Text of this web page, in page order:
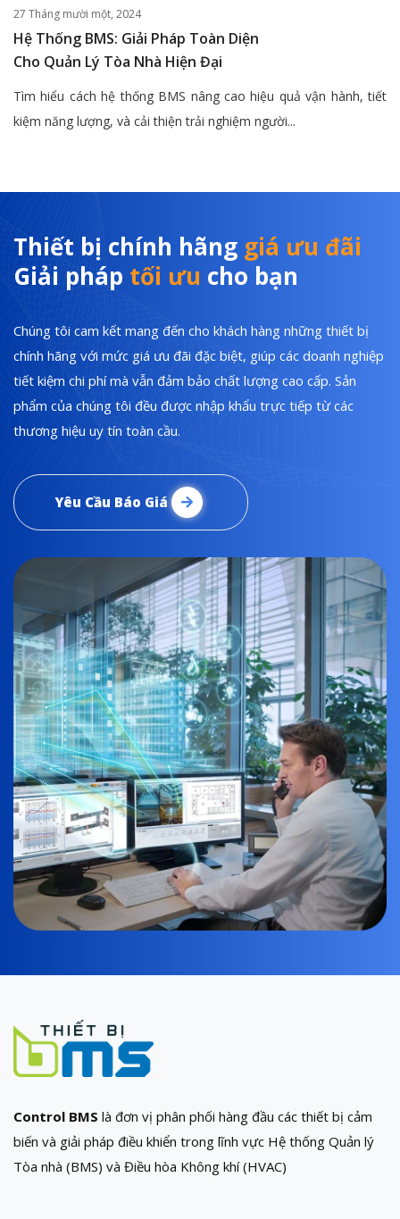
27 Tháng mười một, 2024
Hệ Thống BMS: Giải Pháp Toàn Diện
Cho Quản Lý Tòa Nhà Hiện Đại
Tìm hiểu cách hệ thống BMS nâng cao hiệu quả vận hành, tiết
kiệm năng lượng, và cải thiện trải nghiệm người...
Thiết bị chính hãng giá ưu đãi
Giải pháp tối ưu cho bạn
Chúng tôi cam kết mang đến cho khách hàng những thiết bị
chính hãng với mức giá ưu đãi đặc biệt, giúp các doanh nghiệp
tiết kiệm chi phí mà vẫn đảm bảo chất lượng cao cấp. Sản
phẩm của chúng tôi đều được nhập khẩu trực tiếp từ các
thương hiệu uy tín toàn cầu.
Yêu Cầu Báo Giá
Control BMS là đơn vị phân phối hàng đầu các thiết bị cảm
biến và giải pháp điều khiển trong lĩnh vực Hệ thống Quản lý
Tòa nhà (BMS) và Điều hòa Không khí (HVAC)